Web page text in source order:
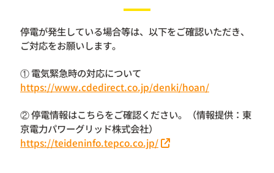
停電が発生している場合等は、以下をご確認いただき、
ご対応をお願いします。
① 電気緊急時の対応について
https://www.cdedirect.co.jp/denki/hoan/
② 停電情報はこちらをご確認ください。（情報提供：東
京電力パワーグリッド株式会社）
https://teideninfo.tepco.co.jp/